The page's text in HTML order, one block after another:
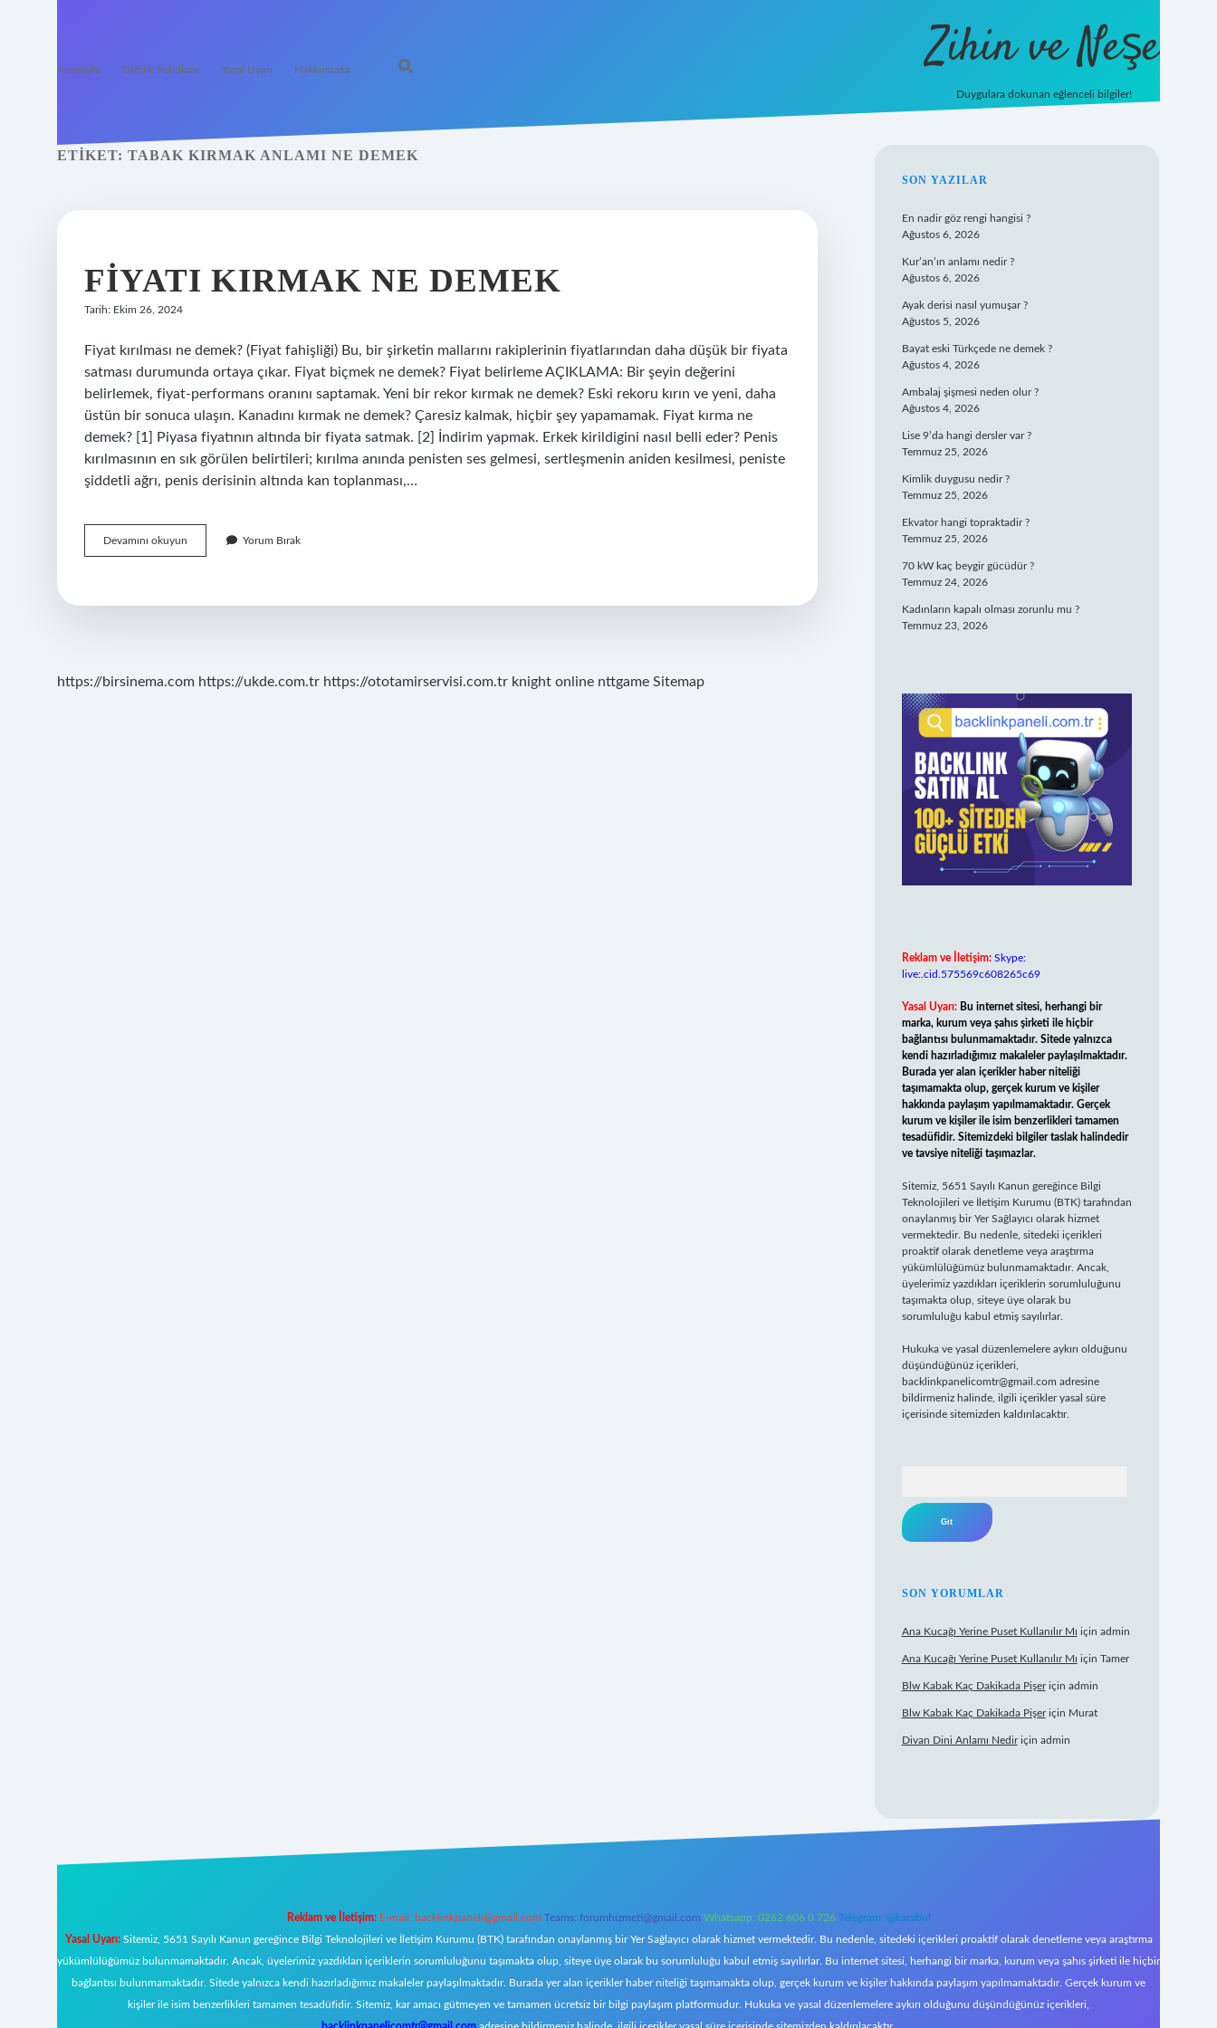
Anasayfa Gizlilik Politikası Yasal Uyarı Hakkımızda Zihin ve Neşe
Duygulara dokunan eğlenceli bilgiler!
ETIKET: TABAK KIRMAK ANLAMI NE DEMEK
FIYATI KIRMAK NE DEMEK
Tarih: Ekim 26, 2024
Fiyat kırılması ne demek? (Fiyat fahişliği) Bu, bir şirketin mallarını rakiplerinin fiyatlarından daha düşük bir fiyata
satması durumunda ortaya çıkar. Fiyat biçmek ne demek? Fiyat belirleme AÇIKLAMA: Bir şeyin değerini
belirlemek, fiyat-performans oranını saptamak. Yeni bir rekor kırmak ne demek? Eski rekoru kırın ve yeni, daha
üstün bir sonuca ulaşın. Kanadını kırmak ne demek? Çaresiz kalmak, hiçbir şey yapamamak. Fiyat kırma ne
demek? [1] Piyasa fiyatının altında bir fiyata satmak. [2] İndirim yapmak. Erkek kirildigini nasıl belli eder? Penis
kırılmasının en sık görülen belirtileri; kırılma anında penisten ses gelmesi, sertleşmenin aniden kesilmesi, peniste
şiddetli ağrı, penis derisinin altında kan toplanması,…
Devamını okuyun
Kırmak
Yorum Bırak
https://birsinema.com https://ukde.com.tr https://ototamirservisi.com.tr knight online nttgame Sitemap
SIDEBAR
SON YAZILAR
En nadir göz rengi hangisi ?
Ağustos 6, 2026
Kur’an’ın anlamı nedir ?
Ağustos 6, 2026
Ayak derisi nasıl yumuşar ?
Ağustos 5, 2026
Bayat eski Türkçede ne demek ?
Ağustos 4, 2026
Ambalaj şişmesi neden olur ?
Ağustos 4, 2026
Lise 9’da hangi dersler var ?
Temmuz 25, 2026
Kimlik duygusu nedir ?
Temmuz 25, 2026
Ekvator hangi topraktadir ?
Temmuz 25, 2026
70 kW kaç beygir gücüdür ?
Temmuz 24, 2026
Kadınların kapalı olması zorunlu mu ?
Temmuz 23, 2026
Reklam ve İletişim: Skype:
live:.cid.575569c608265c69
Yasal Uyarı: Bu internet sitesi, herhangi bir
marka, kurum veya şahıs şirketi ile hiçbir
bağlantısı bulunmamaktadır. Sitede yalnızca
kendi hazırladığımız makaleler paylaşılmaktadır.
Burada yer alan içerikler haber niteliği
taşımamakta olup, gerçek kurum ve kişiler
hakkında paylaşım yapılmamaktadır. Gerçek
kurum ve kişiler ile isim benzerlikleri tamamen
tesadüfidir. Sitemizdeki bilgiler taslak halindedir
ve tavsiye niteliği taşımazlar.
Sitemiz, 5651 Sayılı Kanun gereğince Bilgi
Teknolojileri ve İletişim Kurumu (BTK) tarafından
onaylanmış bir Yer Sağlayıcı olarak hizmet
vermektedir. Bu nedenle, sitedeki içerikleri
proaktif olarak denetleme veya araştırma
yükümlülüğümüz bulunmamaktadır. Ancak,
üyelerimiz yazdıkları içeriklerin sorumluluğunu
taşımakta olup, siteye üye olarak bu
sorumluluğu kabul etmiş sayılırlar.
Hukuka ve yasal düzenlemelere aykırı olduğunu
düşündüğünüz içerikleri,
backlinkpanelicomtr@gmail.com adresine
bildirmeniz halinde, ilgili içerikler yasal süre
içerisinde sitemizden kaldırılacaktır.
SON YORUMLAR
Ana Kucağı Yerine Puset Kullanılır Mı için admin
Ana Kucağı Yerine Puset Kullanılır Mı için Tamer
Blw Kabak Kaç Dakikada Pişeriçin admin
Blw Kabak Kaç Dakikada Pişeriçin Murat
Divan Dini Anlamı Nediriçin admin
Reklam ve İletişim: E-mail: backlinkpaneli@gmail.com Teams: forumhizmeti@gmail.com Whatsapp: 0262 606 0 726 Telegram: @karabul
Yasal Uyarı:Sitemiz, 5651 Sayılı Kanun gereğince Bilgi Teknolojileri ve İletişim Kurumu (BTK) tarafından onaylanmış bir Yer Sağlayıcı olarak hizmet vermektedir. Bu nedenle, sitedeki içerikleri proaktif olarak denetleme veya araştırma
yükümlülüğümüz bulunmamaktadır. Ancak, üyelerimiz yazdıkları içeriklerin sorumluluğunu taşımakta olup, siteye üye olarak bu sorumluluğu kabul etmiş sayılırlar. Bu internet sitesi, herhangi bir marka, kurum veya şahıs şirketi ile hiçbir
bağlantısı bulunmamaktadır. Sitede yalnızca kendi hazırladığımız makaleler paylaşılmaktadır. Burada yer alan içerikler haber niteliği taşımamakta olup, gerçek kurum ve kişiler hakkında paylaşım yapılmamaktadır. Gerçek kurum ve
kişiler ile isim benzerlikleri tamamen tesadüfidir. Sitemiz, kar amacı gütmeyen ve tamamen ücretsiz bir bilgi paylaşım platformudur. Hukuka ve yasal düzenlemelere aykırı olduğunu düşündüğünüz içerikleri,